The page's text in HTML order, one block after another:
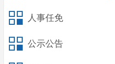
人事任免
公示公告